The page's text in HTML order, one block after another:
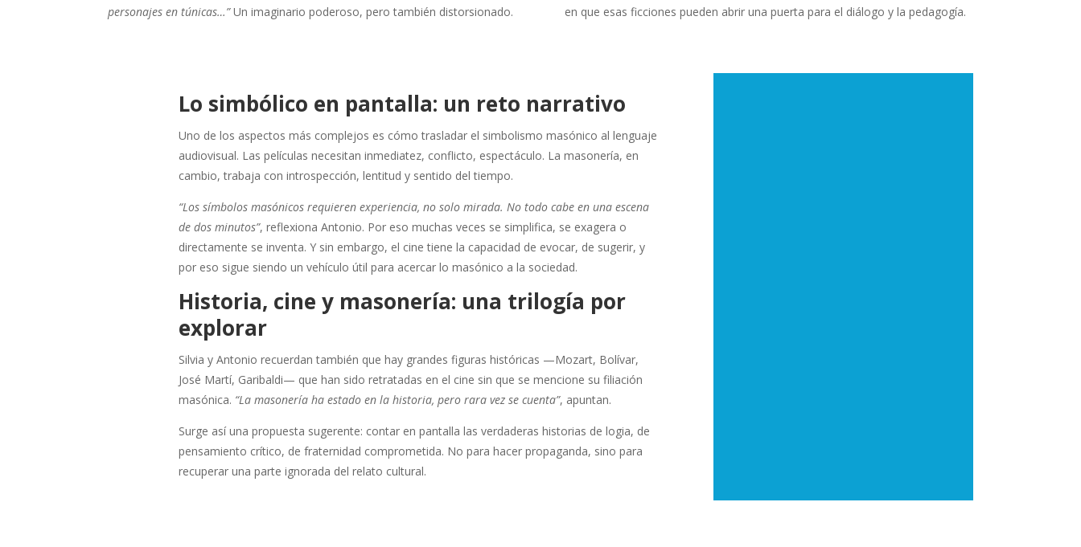
personajes en túnicas…”Un imaginario poderoso, pero también distorsionado.
en que esas ficciones pueden abrir una puerta para el diálogo y la pedagogía.
Lo simbólico en pantalla: un reto narrativo
Uno de los aspectos más complejos es cómo trasladar el simbolismo masónico al lenguaje
audiovisual. Las películas necesitan inmediatez, conflicto, espectáculo. La masonería, en
cambio, trabaja con introspección, lentitud y sentido del tiempo.
“Los símbolos masónicos requieren experiencia, no solo mirada. No todo cabe en una escena
de dos minutos”, reflexiona Antonio. Por eso muchas veces se simplifica, se exagera o
directamente se inventa. Y sin embargo, el cine tiene la capacidad de evocar, de sugerir, y
por eso sigue siendo un vehículo útil para acercar lo masónico a la sociedad.
Historia, cine y masonería: una trilogía por
explorar
Silvia y Antonio recuerdan también que hay grandes figuras históricas —Mozart, Bolívar,
José Martí, Garibaldi— que han sido retratadas en el cine sin que se mencione su filiación
masónica. “La masonería ha estado en la historia, pero rara vez se cuenta”, apuntan.
Surge así una propuesta sugerente: contar en pantalla las verdaderas historias de logia, de
pensamiento crítico, de fraternidad comprometida. No para hacer propaganda, sino para
recuperar una parte ignorada del relato cultural.